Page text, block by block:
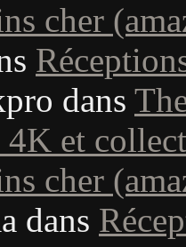
cher
dans
4K et
cher
dans